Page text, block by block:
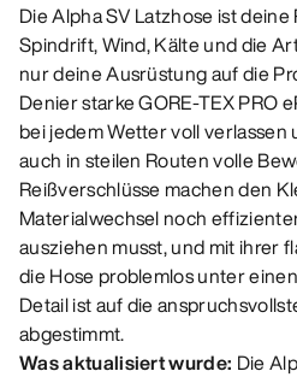
Die Alpha SV Latzhose ist
Spindrift, Wind, Kälte und die
nur deine Ausrüstung auf die
Denier starke GORE-TEX PRO
bei jedem Wetter voll
auch in steilen Routen volle
Reißverschlüsse machen den
Materialwechsel noch
ausziehen musst, und mit ihrer
die Hose problemlos unter
Detail ist auf die
abgestimmt.
Was aktualisiert wurde: Die